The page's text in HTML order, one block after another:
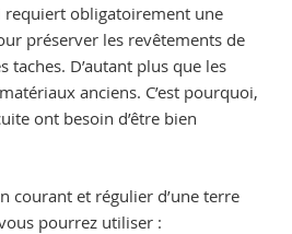
obligatoirement une
préserver les revêtements de
taches. D’autant plus que les
anciens. C’est pourquoi,
ont besoin d’être bien
courant et régulier d’une terre
pourrez utiliser :